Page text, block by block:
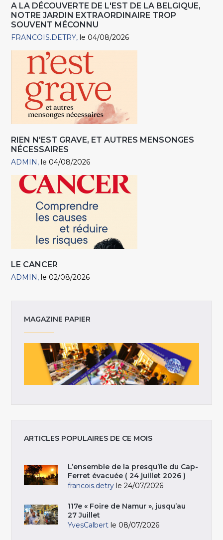
A LA DÉCOUVERTE DE L'EST DE LA BELGIQUE,
NOTRE JARDIN EXTRAORDINAIRE TROP
SOUVENT MÉCONNU
FRANCOIS.DETRY le 04/08/2026
RIEN N'EST GRAVE, ET AUTRES MENSONGES
NÉCESSAIRES
ADMIN le 04/08/2026
LE CANCER
ADMIN le 02/08/2026
MAGAZINE PAPIER
ARTICLES POPULAIRES DE CE MOIS
L’ensemble de la presqu’île du Cap-
Ferret évacuée ( 24 juillet 2026 )
francois.detry le 24/07/2026
117e « Foire de Namur », jusqu’au
27 Juillet
YvesCalbert le 08/07/2026